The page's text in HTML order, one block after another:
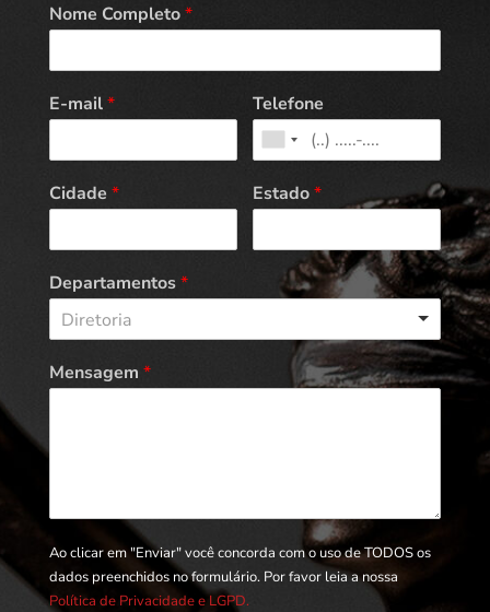
Nome Completo*
E-mail* Telefone
Cidade * Estado*
Departamentos*
Diretoria
Mensagem *
Ao clicar em "Enviar" você concorda com o uso de TODOS os
dados preenchidos no formulário. Por favor leia a nossa
Política de Privacidade e LGPD.